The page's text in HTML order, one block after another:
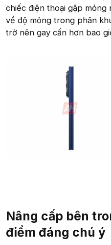
chiếc điện thoại gập
về độ mỏng trong phân
trở nên gay cấn hơn bao
Nâng cấp bên
điểm đáng chú ý